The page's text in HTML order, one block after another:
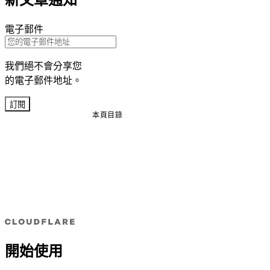
本頁目錄
電子郵件
我們絕不會分享您
的電子郵件地址。
訂閱
開始使用